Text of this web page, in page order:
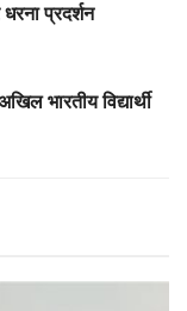
प्रदर्शन
भारतीय विद्यार्थी